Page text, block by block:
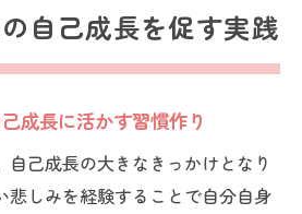
自己成長を促す実践
成長に活かす習慣作り
自己成長の大きなきっかけとなり
悲しみを経験することで自分自身